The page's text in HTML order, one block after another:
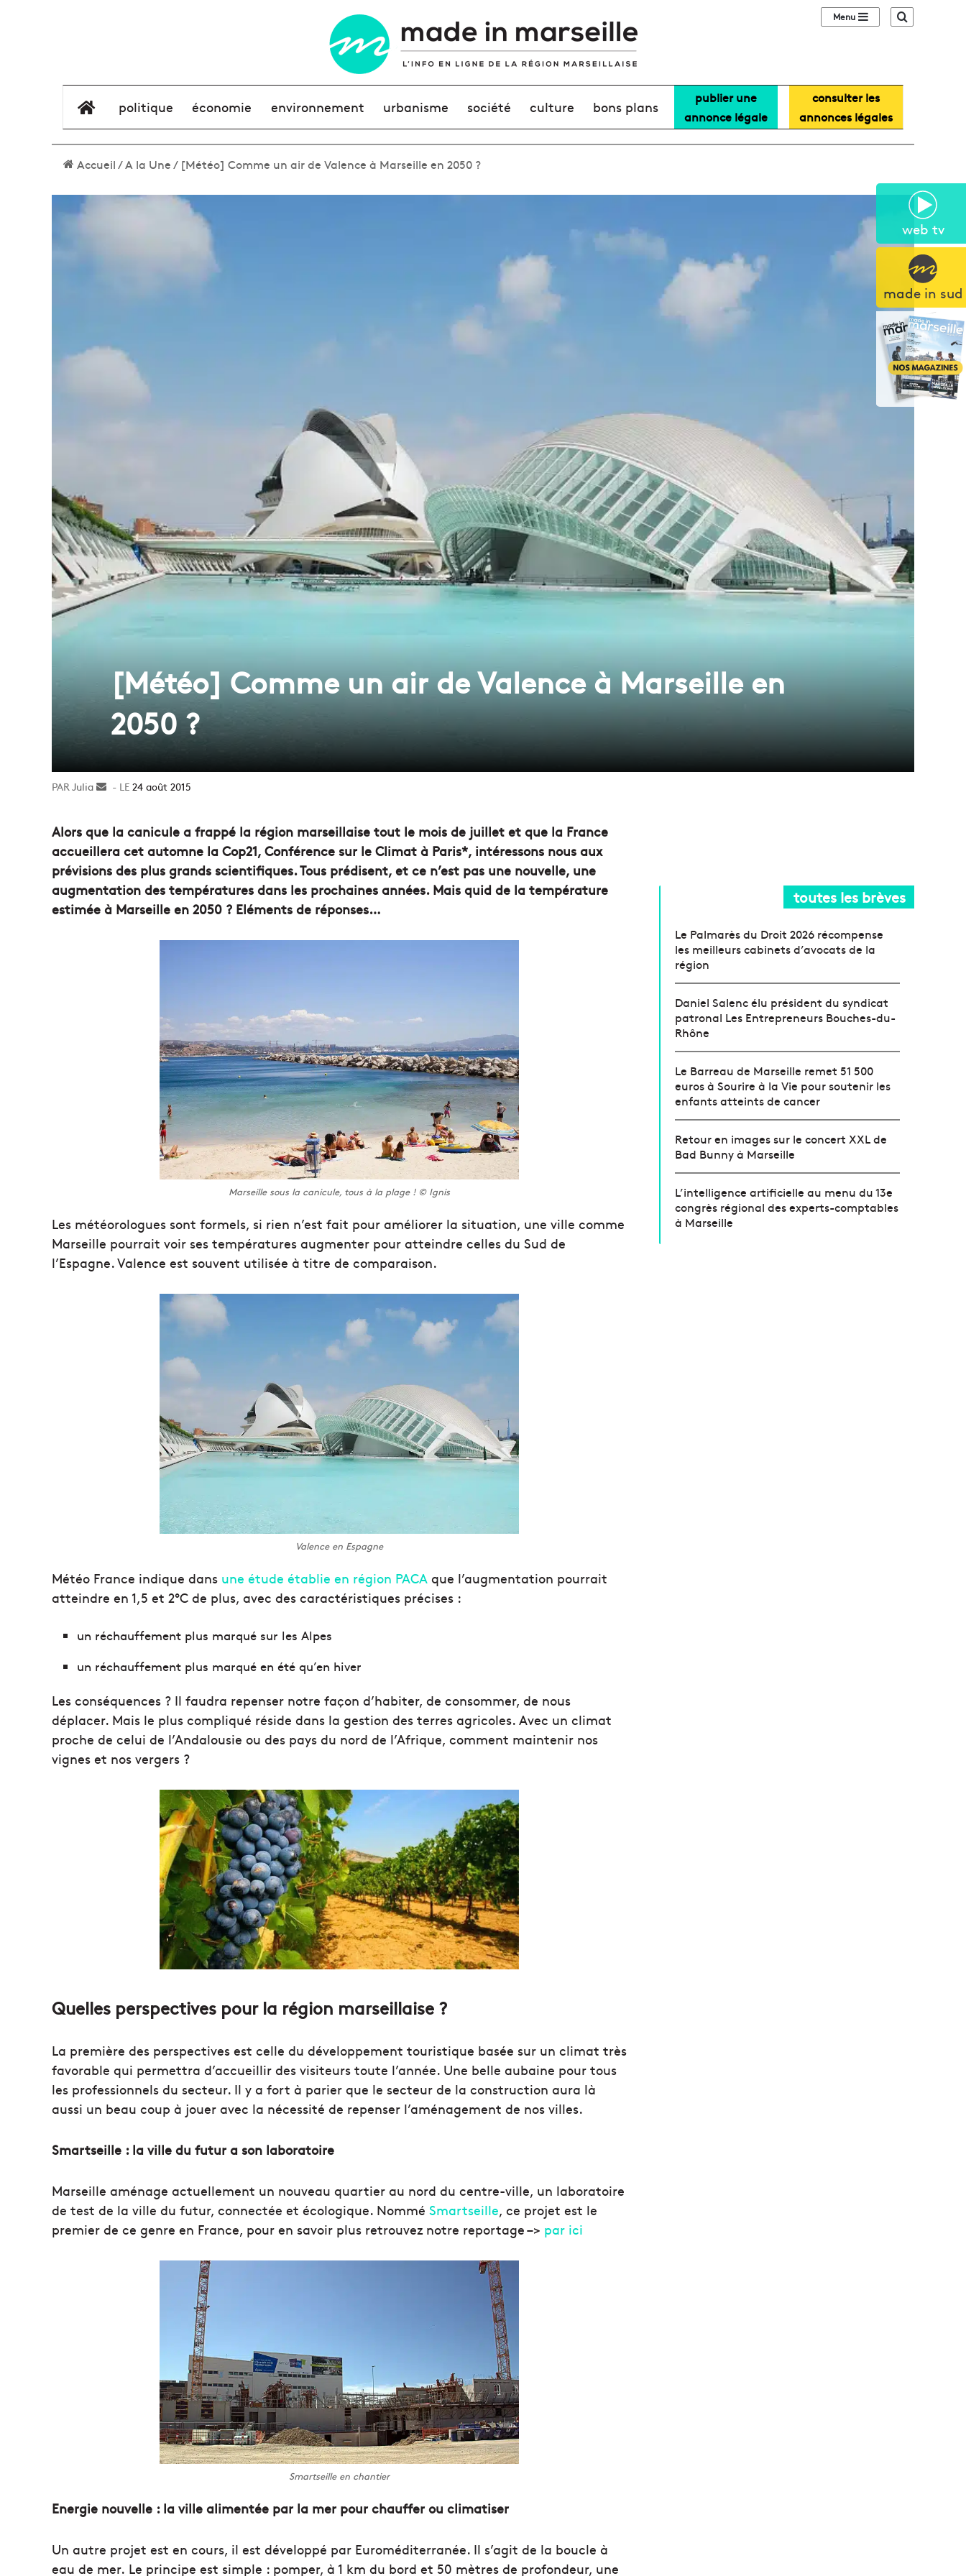
web tv
made in sud
Sidebar (barre
élément de menu
politique économie environnement urbanisme société culture bons plans
publier une
annonce légale
consulter les
annonces légales
Accueil/A la Une/ [Météo] Comme un air de Valence à Marseille en 2050 ?
[Météo] Comme un air de Valence à Marseille en
2050 ?
Julia
Envoyer24 août 2015
Alors que la canicule a frappé la région marseillaise tout le mois de juillet et que la France
accueillera cet automne la Cop21, Conférence sur le Climat à Paris*, intéressons nous aux
prévisions des plus grands scientifiques. Tous prédisent, et ce n’est pas une nouvelle, une
augmentation des températures dans les prochaines années. Mais quid de la température
estimée à Marseille en 2050 ? Eléments de réponses…
Marseille sous la canicule, tous à la plage ! © Ignis
Les météorologues sont formels, si rien n’est fait pour améliorer la situation, une ville comme
Marseille pourrait voir ses températures augmenter pour atteindre celles du Sud de
l’Espagne. Valence est souvent utilisée à titre de comparaison.
Valence en Espagne
Météo France indique dans une étude établie en région PACA que l’augmentation pourrait
atteindre en 1,5 et 2°C de plus, avec des caractéristiques précises :
un réchauffement plus marqué sur les Alpes
un réchauffement plus marqué en été qu’en hiver
Les conséquences ? Il faudra repenser notre façon d’habiter, de consommer, de nous
déplacer. Mais le plus compliqué réside dans la gestion des terres agricoles. Avec un climat
proche de celui de l’Andalousie ou des pays du nord de l’Afrique, comment maintenir nos
vignes et nos vergers ?
Quelles perspectives pour la région marseillaise ?
La première des perspectives est celle du développement touristique basée sur un climat très
favorable qui permettra d’accueillir des visiteurs toute l’année. Une belle aubaine pour tous
les professionnels du secteur. Il y a fort à parier que le secteur de la construction aura là
aussi un beau coup à jouer avec la nécessité de repenser l’aménagement de nos villes.
Smartseille : la ville du futur a son laboratoire
Marseille aménage actuellement un nouveau quartier au nord du centre-ville, un laboratoire
de test de la ville du futur, connectée et écologique. Nommé Smartseille, ce projet est le
premier de ce genre en France, pour en savoir plus retrouvez notre reportage –> par ici
Smartseille en chantier
Energie nouvelle : la ville alimentée par la mer pour chauffer ou climatiser
Un autre projet est en cours, il est développé par Euroméditerranée. Il s’agit de la boucle à
eau de mer. Le principe est simple : pomper, à 1 km du bord et 50 mètres de profondeur, une
toutes les brèves
Le Palmarès du Droit 2026 récompense
les meilleurs cabinets d’avocats de la
région
Daniel Salenc élu président du syndicat
patronal Les Entrepreneurs Bouches-du-
Rhône
Le Barreau de Marseille remet 51 500
euros à Sourire à la Vie pour soutenir les
enfants atteints de cancer
Retour en images sur le concert XXL de
Bad Bunny à Marseille
L’intelligence artificielle au menu du 13e
congrès régional des experts-comptables
à Marseille